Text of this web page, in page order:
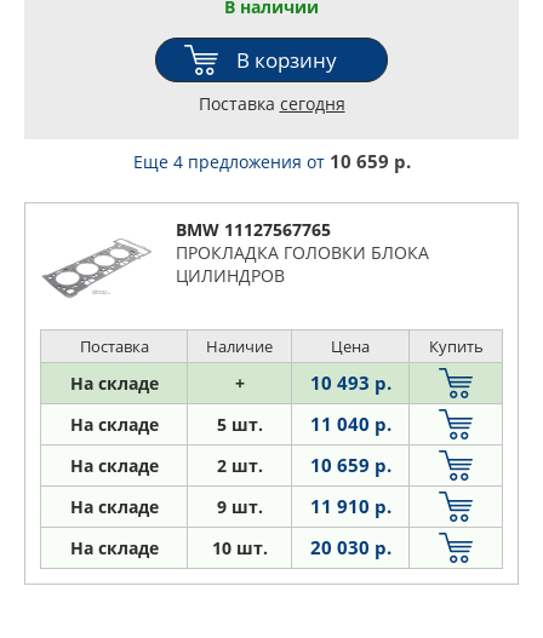
В наличии
В корзину
Поставка сегодня
Еще 4 предложения от 10 659 р.
BMW 11127567765
ПРОКЛАДКА ГОЛОВКИ БЛОКА
ЦИЛИНДРОВ
Поставка Наличие Цена Купить
На складе + 10 493 р.
На складе 5 шт. 11 040 р.
На складе 2 шт. 10 659 р.
На складе 9 шт. 11 910 р.
На складе 10 шт. 20 030 р.